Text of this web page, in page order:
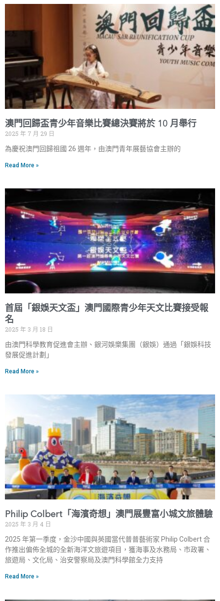
澳門回歸盃青少年音樂比賽總決賽將於 10 月舉行
2025 年 7 月 29 日
為慶祝澳門回歸祖國 26 週年，由澳門青年展藝協會主辦的
Read More »
首屆「銀娛天文盃」澳門國際青少年天文比賽接受報
名
2025 年 3 月 18 日
由澳門科學教育促進會主辦、銀河娛樂集團（銀娛）通過「銀娛科技
發展促進計劃」
Read More »
Philip Colbert「海濱奇想」澳門展豐富小城文旅體驗
2025 年 3 月 4 日
2025 年第一季度，金沙中國與英國當代普普藝術家 Philip Colbert 合
作推出偏佈全城的全新海洋文旅遊項目，獲海事及水務局、市政署、
旅遊局、文化局、治安警察局及澳門科學館全力支持
Read More »
Page Page